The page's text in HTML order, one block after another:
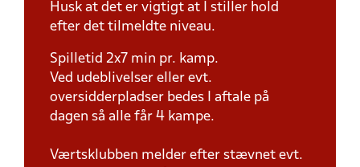
Husk at det er vigtigt at I stiller hold
efter det tilmeldte niveau.
Spilletid 2x7 min pr. kamp.
Ved udeblivelser eller evt.
oversidderpladser bedes I aftale på
dagen så alle får 4 kampe.
Værtsklubben melder efter stævnet evt.